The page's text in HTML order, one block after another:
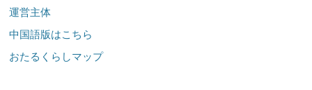
運営主体
中国語版はこちら
おたるくらしマップ